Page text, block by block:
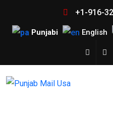
+1-916-
Punjabi English